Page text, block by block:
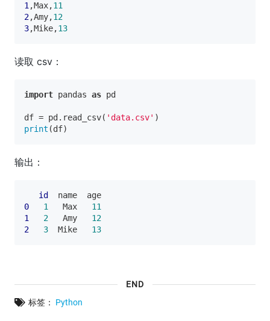
1,Max,11
2,Amy,12
3,Mike,13
读取 csv：
import pandas as pd
df = pd.read_csv( 'data.csv'
print
输出：
id
0
1
   Max
11
1
2
   Amy
12
2
3
  Mike
13
END
标签： Python